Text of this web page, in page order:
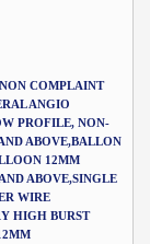
COMPLAINT
ANGIO
PROFILE, NON-
ABOVE,BALLON
12MM
ABOVE,SINGLE
WIRE
HIGH BURST